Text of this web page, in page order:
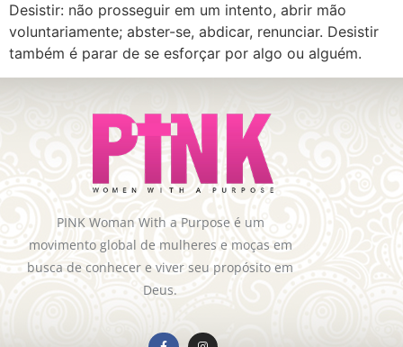
Desistir: não prosseguir em um intento, abrir mão
voluntariamente; abster-se, abdicar, renunciar. Desistir
também é parar de se esforçar por algo ou alguém.
PINK Woman With a Purpose é um
movimento global de mulheres e moças em
busca de conhecer e viver seu propósito em
Deus.